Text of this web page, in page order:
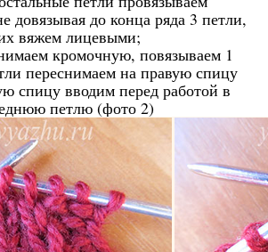
довязывая до конца ряда 3 петли,
вяжем лицевыми;
кромочную, повязываем 1
переснимаем на правую спицу
спицу вводим перед работой в
петлю (фото 2)